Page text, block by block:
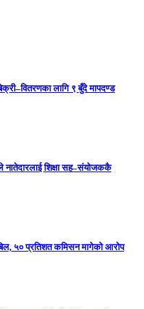
लागि ९ बुँदे मापदण्ड
नातेदारलाई शिक्षा सह–संयोजककै
५० प्रतिशत कमिसन मागेको आरोप